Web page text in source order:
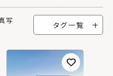
写
タグ一覧